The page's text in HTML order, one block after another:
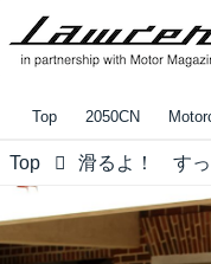
Top 2050CN
Top